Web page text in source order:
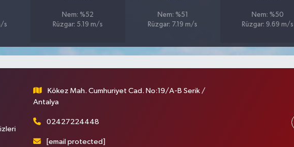
s
Nem: %52
Rüzgar: 5.19 m/s
Nem: %51
Rüzgar: 7.19 m/s
Nem: %50
Rüzgar: 9.69 m/s
Kökez Mah. Cumhuriyet Cad. No:19/A-B Serik /
Antalya
02427224448
[email protected]